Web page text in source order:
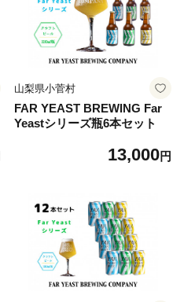
山梨県小菅村
FAR YEAST BREWING Far
Yeastシリーズ瓶6本セット
13,000円